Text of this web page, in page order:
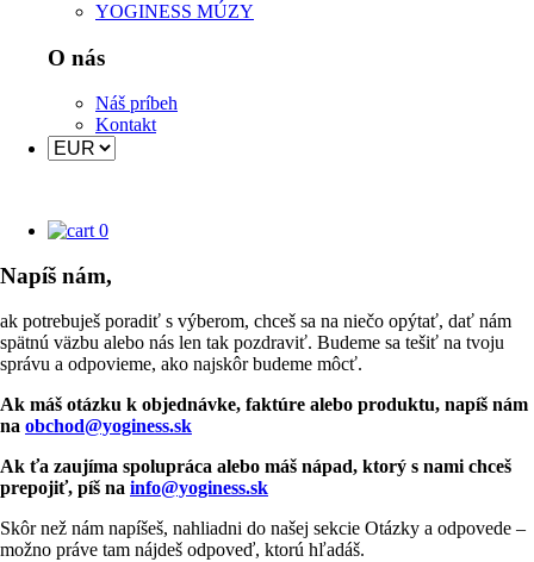
YOGINESS MÚZY
O nás
Náš príbeh
Kontakt
0
Napíš nám,
ak potrebuješ poradiť s výberom, chceš sa na niečo opýtať, dať nám
spätnú väzbu alebo nás len tak pozdraviť. Budeme sa tešiť na tvoju
správu a odpovieme, ako najskôr budeme môcť.
Ak máš otázku k objednávke, faktúre alebo produktu, napíš nám
na obchod@yoginess.sk
Ak ťa zaujíma spolupráca alebo máš nápad, ktorý s nami chceš
prepojiť, píš na info@yoginess.sk
Skôr než nám napíšeš, nahliadni do našej sekcie Otázky a odpovede –
možno práve tam nájdeš odpoveď, ktorú hľadáš.